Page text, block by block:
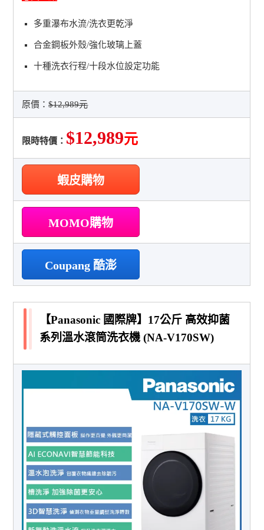
多重瀑布水流/洗衣更乾淨
合金鋼板外殼/強化玻璃上蓋
十種洗衣行程/十段水位設定功能
原價：$12,989元
限時特價： $12,989元
蝦皮購物
MOMO購物
Coupang 酷澎
【Panasonic 國際牌】17公斤 高效抑菌
系列溫水滾筒洗衣機 (NA-V170SW)